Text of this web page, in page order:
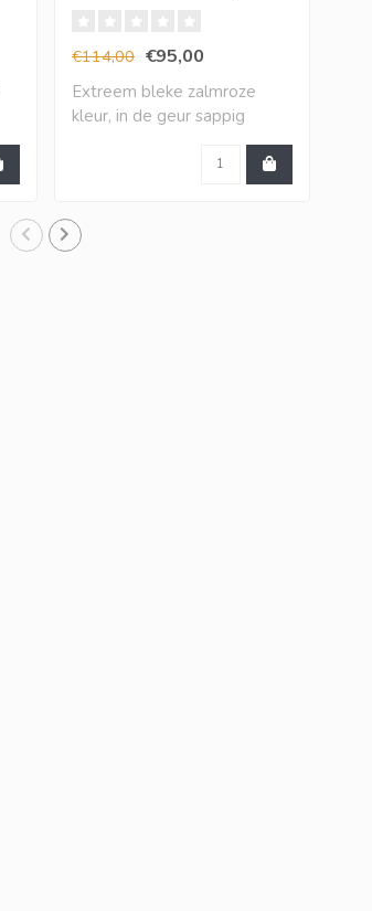
€114,00 €95,00
Extreem bleke zalmroze
kleur, in de geur sappig